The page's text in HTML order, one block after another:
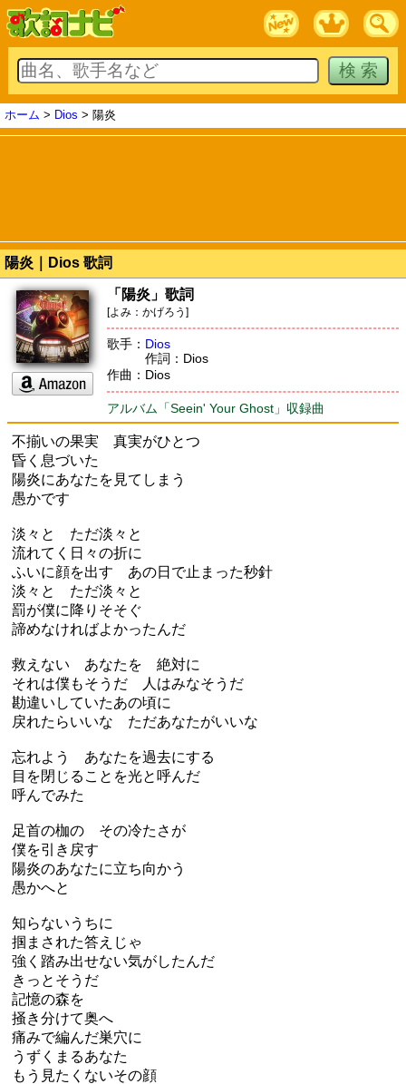
ホーム > Dios > 陽炎
陽炎｜Dios 歌詞
「陽炎」歌詞
[よみ：かげろう]
歌手： Dios
作詞：Dios
作曲：Dios
アルバム「Seein' Your Ghost」収録曲
不揃いの果実 真実がひとつ
昏く息づいた
陽炎にあなたを見てしまう
愚かです
淡々と ただ淡々と
流れてく日々の折に
ふいに顔を出す あの日で止まった秒針
淡々と ただ淡々と
罰が僕に降りそそぐ
諦めなければよかったんだ
救えない あなたを 絶対に
それは僕もそうだ 人はみなそうだ
勘違いしていたあの頃に
戻れたらいいな ただあなたがいいな
忘れよう あなたを過去にする
目を閉じることを光と呼んだ
呼んでみた
足首の枷の その冷たさが
僕を引き戻す
陽炎のあなたに立ち向かう
愚かへと
知らないうちに
掴まされた答えじゃ
強く踏み出せない気がしたんだ
きっとそうだ
記憶の森を
掻き分けて奥へ
痛みで編んだ巣穴に
うずくまるあなた
もう見たくないその顔